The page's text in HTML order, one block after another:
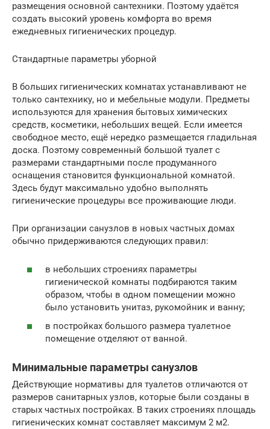
размещения основной сантехники. Поэтому удаётся
создать высокий уровень комфорта во время
ежедневных гигиенических процедур.
Стандартные параметры уборной
В больших гигиенических комнатах устанавливают не
только сантехнику, но и мебельные модули. Предметы
используются для хранения бытовых химических
средств, косметики, небольших вещей. Если имеется
свободное место, ещё нередко размещается гладильная
доска. Поэтому современный большой туалет с
размерами стандартными после продуманного
оснащения становится функциональной комнатой.
Здесь будут максимально удобно выполнять
гигиенические процедуры все проживающие люди.
При организации санузлов в новых частных домах
обычно придерживаются следующих правил:
в небольших строениях параметры
гигиенической комнаты подбираются таким
образом, чтобы в одном помещении можно
было установить унитаз, рукомойник и ванну;
в постройках большого размера туалетное
помещение отделяют от ванной.
Минимальные параметры санузлов
Действующие нормативы для туалетов отличаются от
размеров санитарных узлов, которые были созданы в
старых частных постройках. В таких строениях площадь
гигиенических комнат составляет максимум 2 м2.